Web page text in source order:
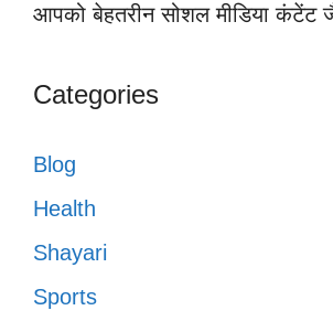
आपको बेहतरीन सोशल मीडिया कंटेंट
Categories
Blog
Health
Shayari
Sports